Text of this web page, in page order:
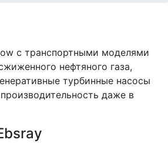
с транспортными моделями
нефтяного газа,
турбинные насосы
даже в